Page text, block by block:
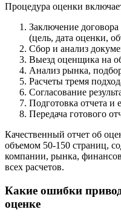
Процедура оценки
Заключение
(цель, дата оценки,
Сбор и анализ
Выезд оценщика на
Анализ рынка,
Расчеты тремя
Согласование
Подготовка отчета и
Передача готового
Качественный отчет об
объемом 50-150 страниц,
компании, рынка,
всех расчетов.
Какие ошибки
оценке